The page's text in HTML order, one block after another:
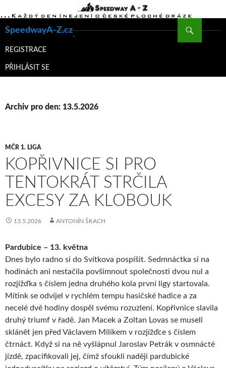
SpeedwayA-Z.cz
K
WEBU
REGISTRACE
PŘIHLÁSIT SE
Archiv pro den: 13.5.2026
MČR 1. LIGA
KOPŘIVNICE SI PRO
TENTOKRÁT STRČILA
EXCESY ZA KLOBOUK
13.5.2026 ANTONÍN ŠKACH
Pardubice – 13. května
Dnes bylo radno si do Svítkova pospíšit. Sedmnáctka si na
hodinách ani nestačila povšimnout společnosti dvou nul a
rozjížďka s číslem jedna druhého kola první ligy startovala.
Mítink se odvíjel v rychlém tempu hasičské hadice a za
necelé dvě hodiny dospěl svému rozuzlení. Kopřivnice slavila
druhý triumf v řadě. Jan Macek a Zoltan Lovas se museli
sklánět jen před Václavem Milíkem v rozjížďce s číslem
čtrnáct. Když si na ně vyšlápnul Jaroslav Petrák v osmnácté
jízdě, zpacifikovali jej, čímž sfoukli naději pardubické